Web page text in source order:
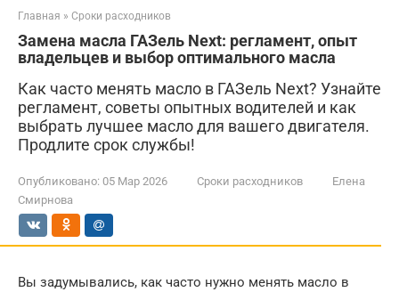
Главная » Сроки расходников
Замена масла ГАЗель Next: регламент, опыт
владельцев и выбор оптимального масла
Как часто менять масло в ГАЗель Next? Узнайте
регламент, советы опытных водителей и как
выбрать лучшее масло для вашего двигателя.
Продлите срок службы!
Опубликовано: 05 Мар 2026 Сроки расходников
Елена
Смирнова
Вы задумывались, как часто нужно менять масло в